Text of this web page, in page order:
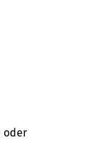
oder